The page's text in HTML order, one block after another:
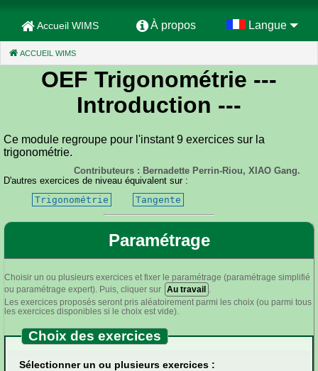
Accueil WIMS À propos Langue
ACCUEIL WIMS
OEF Trigonométrie ---
Introduction ---
Ce module regroupe pour l'instant 9 exercices sur la
trigonométrie.
Contributeurs : Bernadette Perrin-Riou, XIAO Gang.
D'autres exercices de niveau équivalent sur :
Trigonométrie
Tangente
Paramétrage
Choisir un ou plusieurs exercices et fixer le paramétrage (paramétrage simplifié
ou paramétrage expert). Puis, cliquer sur Au travail
Les exercices proposés seront pris aléatoirement parmi les choix (ou parmi tous
les exercices disponibles si le choix est vide).
Choix des exercices
Sélectionner un ou plusieurs exercices :